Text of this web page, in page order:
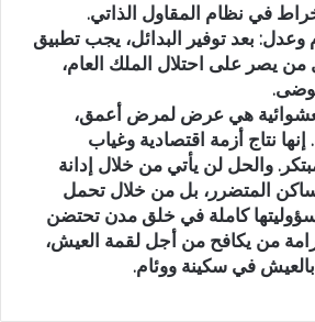
في نظام المقاول الذاتي.
وعدل: بعد توفير البدائل، يجب تطبيق
يصر على احتلال الملك العام،
هي عرض لمرض أعمق،
نتاج أزمة اقتصادية وغياب
والحل لن يأتي من خلال إدانة
المتضرر، بل من خلال تحمل
كاملة في خلق مدن تحتضن
من يكافح من أجل لقمة العيش،
في سكينة ووئام.